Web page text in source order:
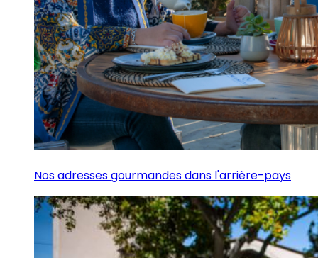
Nos adresses gourmandes dans l'arrière-pays